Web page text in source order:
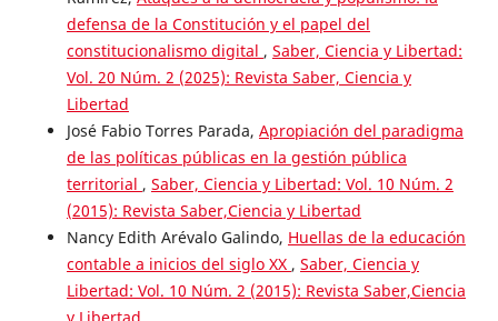
defensa de la Constitución y el papel del
constitucionalismo digital , Saber, Ciencia y Libertad:
Vol. 20 Núm. 2 (2025): Revista Saber, Ciencia y
Libertad
José Fabio Torres Parada, Apropiación del paradigma
de las políticas públicas en la gestión pública
territorial , Saber, Ciencia y Libertad: Vol. 10 Núm. 2
(2015): Revista Saber,Ciencia y Libertad
Nancy Edith Arévalo Galindo, Huellas de la educación
contable a inicios del siglo XX , Saber, Ciencia y
Libertad: Vol. 10 Núm. 2 (2015): Revista Saber,Ciencia